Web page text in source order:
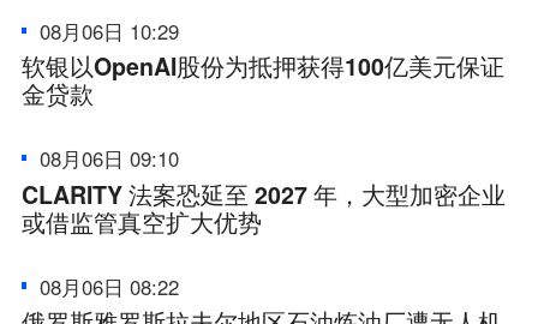
08月06日 10:29
软银以OpenAI股份为抵押获得100亿美元保证
金贷款
08月06日 09:10
CLARITY 法案恐延至 2027 年，大型加密企业
或借监管真空扩大优势
08月06日 08:22